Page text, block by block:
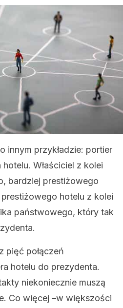
innym przykładzie: portier
Właściciel z kolei
bardziej prestiżowego
prestiżowego hotelu z kolei
państwowego, który tak
pięć połączeń
hotelu do prezydenta.
niekoniecznie muszą
Co więcej –w większości